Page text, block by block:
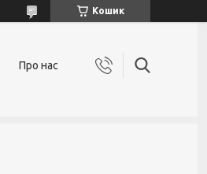
Кошик
Про нас